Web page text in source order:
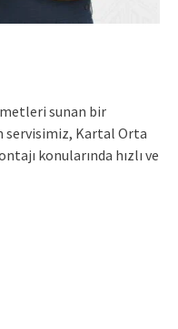
sunan bir
servisimiz, Kartal Orta
konularında hızlı ve